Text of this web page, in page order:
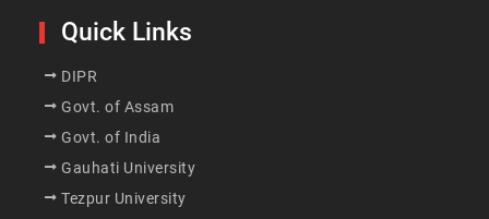
Quick Links
DIPR
Govt. of Assam
Govt. of India
Gauhati University
Tezpur University